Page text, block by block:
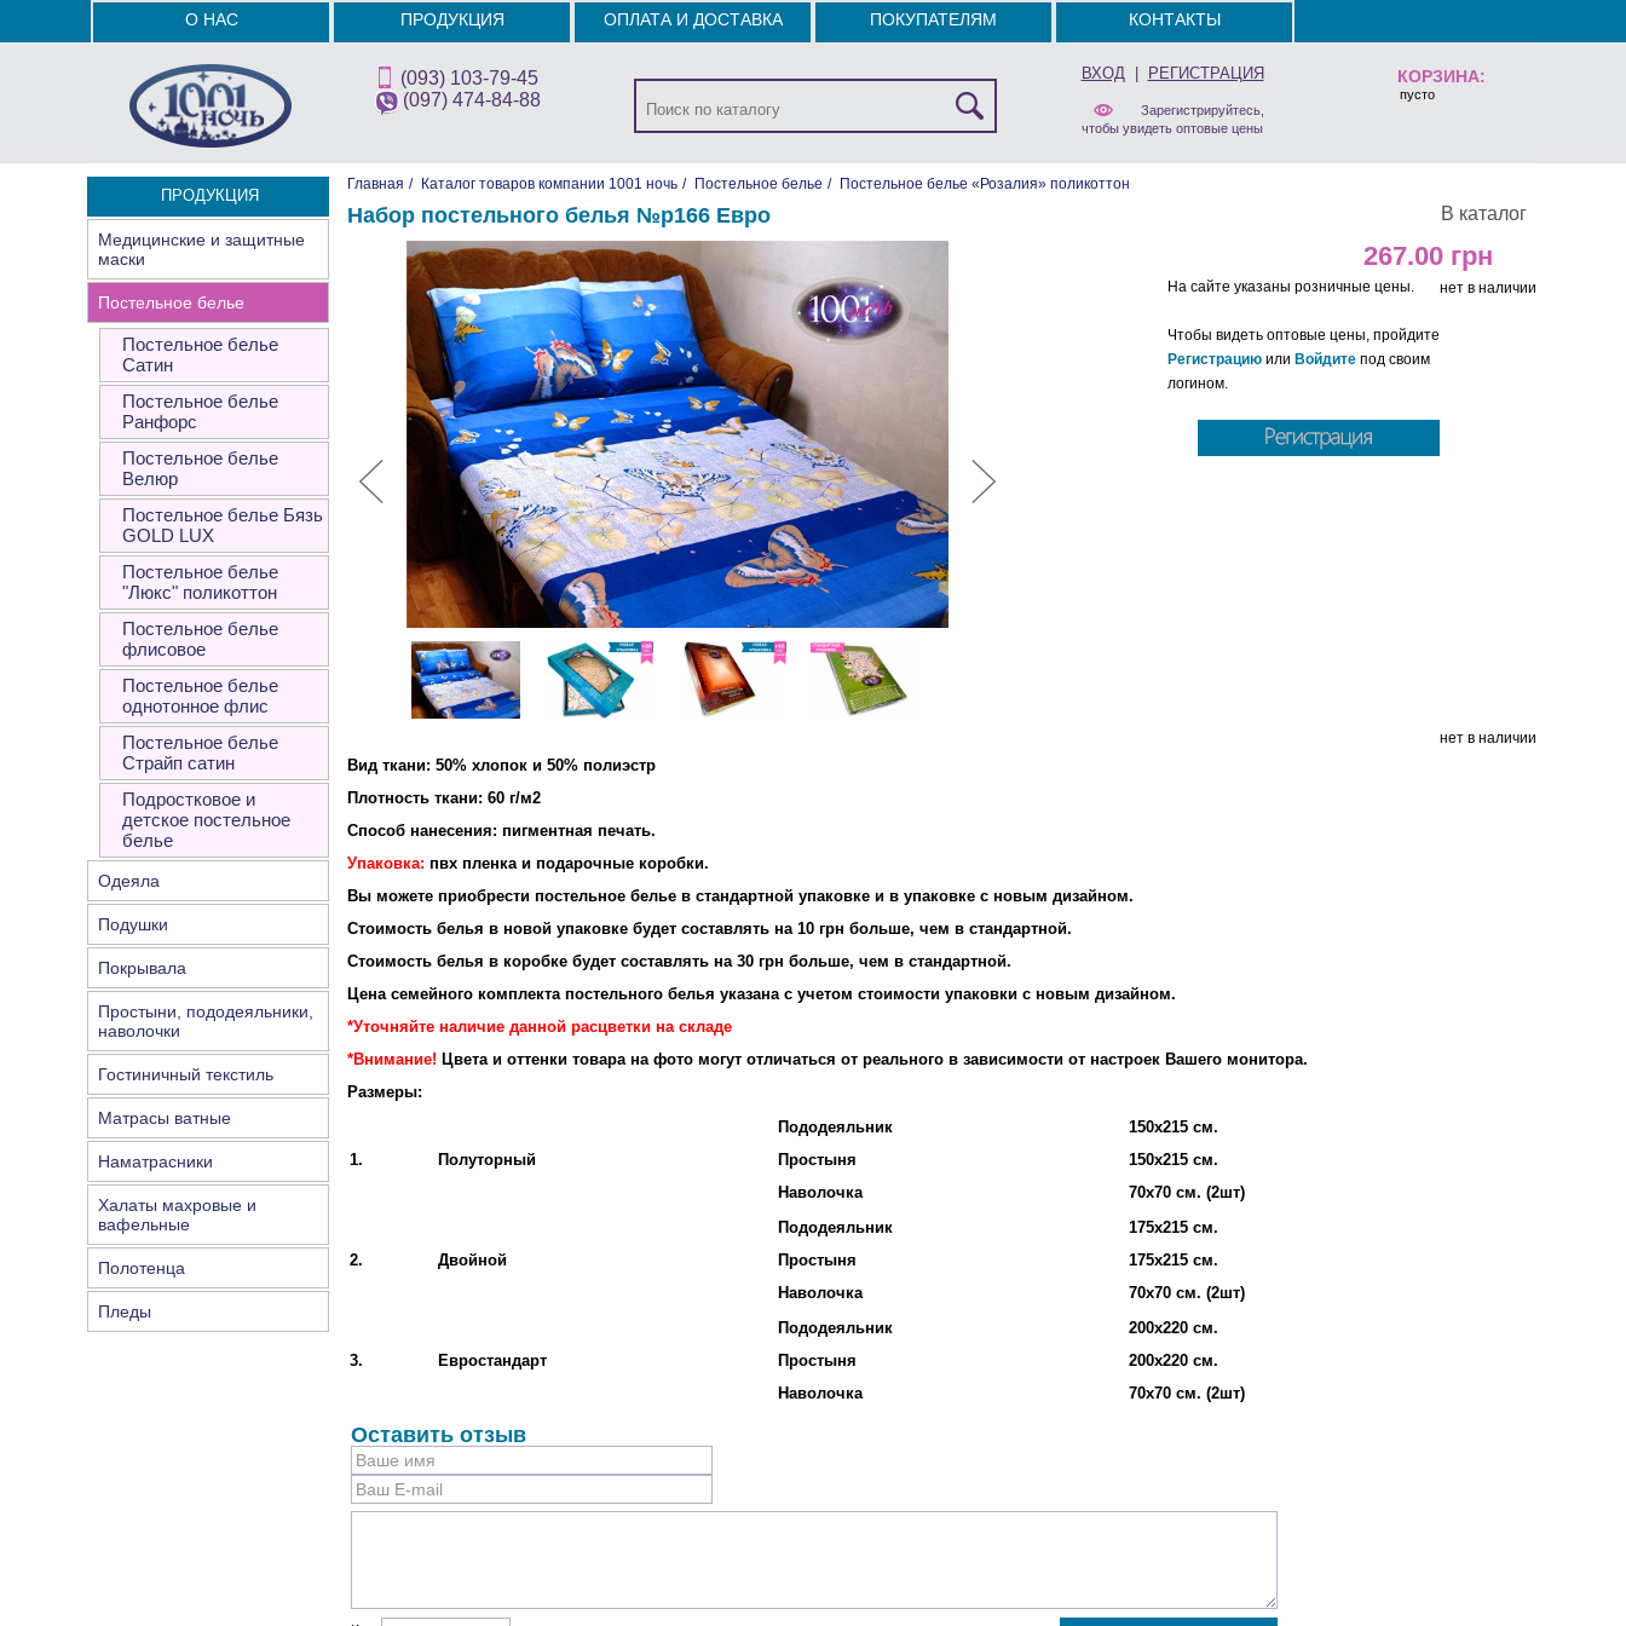
КОРЗИНА:
пусто
О НАС ПРОДУКЦИЯ ОПЛАТА И ДОСТАВКА ПОКУПАТЕЛЯМ КОНТАКТЫ
(093) 103-79-45
(097) 474-84-88
ВХОД| РЕГИСТРАЦИЯ
Зарегистрируйтесь,
чтобы увидеть оптовые цены
ПРОДУКЦИЯ
Медицинские и защитные
маски
Постельное белье
Постельное белье
Сатин
Постельное белье
Ранфорс
Постельное белье
Велюр
Постельное белье Бязь
GOLD LUX
Постельное белье
"Люкс" поликоттон
Постельное белье
флисовое
Постельное белье
однотонное флис
Постельное белье
Страйп сатин
Подростковое и
детское постельное
белье
Одеяла
Подушки
Покрывала
Простыни, пододеяльники,
наволочки
Гостиничный текстиль
Матрасы ватные
Наматрасники
Халаты махровые и
вафельные
Полотенца
Пледы
Главная / Каталог товаров компании 1001 ночь / Постельное белье / Постельное белье «Розалия» поликоттон
В каталог
Набор постельного белья №р166 Евро
267.00
нет в наличии
На сайте указаны розничные цены.
Чтобы видеть оптовые цены, пройдите
Регистрацию или Войдите под своим
логином.
нет в наличии
Вид ткани: 50% хлопок и 50% полиэстр
Плотность ткани: 60 г/м2
Способ нанесения: пигментная печать.
Упаковка: пвх пленка и подарочные коробки.
Вы можете приобрести постельное белье в стандартной упаковке и в упаковке с новым дизайном.
Стоимость белья в новой упаковке будет составлять на 10 грн больше, чем в стандартной.
Стоимость белья в коробке будет составлять на 30 грн больше, чем в стандартной.
Цена семейного комплекта постельного белья указана с учетом стоимости упаковки с новым дизайном.
*Уточняйте наличие данной расцветки на складе
*Внимание! Цвета и оттенки товара на фото могут отличаться от реального в зависимости от настроек Вашего монитора.
Размеры:
1. Полуторный
Пододеяльник
Простыня
Наволочка
150х215 см.
150х215 см.
70х70 см. (2шт)
2. Двойной
Пододеяльник
Простыня
Наволочка
175х215 см.
175х215 см.
70х70 см. (2шт)
3. Евростандарт
Пододеяльник
Простыня
Наволочка
200х220 см.
200х220 см.
70х70 см. (2шт)
Оставить отзыв